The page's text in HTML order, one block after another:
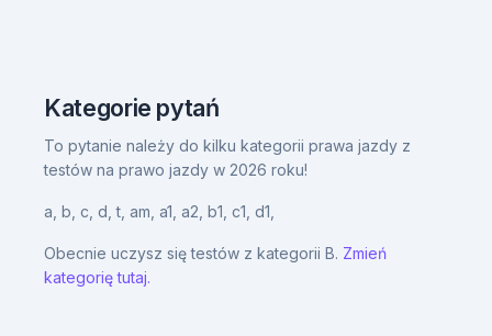
Kategorie pytań
To pytanie należy do kilku kategorii prawa jazdy z
testów na prawo jazdy w 2026 roku!
a, b, c, d,t, am, a1, a2, b1, c1, d1,
Obecnie uczysz się testów z kategorii B. Zmień
kategorię tutaj.